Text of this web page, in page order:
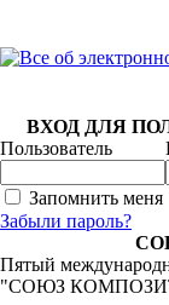
ВХОД ДЛЯ
Пользователь
Запомнить меня
Забыли пароль?
Пятый
"СОЮЗ